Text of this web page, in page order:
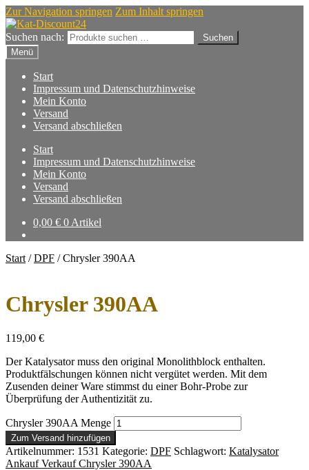
Zur Navigation springen Zum Inhalt springen
Suchen nach:
Suchen
Menü
Start
Impressum und Datenschutzhinweise
Mein Konto
Versand
Versand abschließen
Start
Impressum und Datenschutzhinweise
Mein Konto
Versand
Versand abschließen
0,00 € 0 Artikel
Start /DPF /Chrysler 390AA
Chrysler 390AA
119,00 €
Der Katalysator muss den original Monolithblock enthalten.
Produktfälschungen können nicht vergütet werden. Mit dem
Zusenden deiner Ware stimmst du einer Bohr-Probe zur
Überprüfung der Authentizität zu.
Chrysler 390AA Menge
Zum Versand hinzufügen
Artikelnummer: 1531 Kategorie: DPF Schlagwort: Katalysator
Ankauf Verkauf Chrysler 390AA